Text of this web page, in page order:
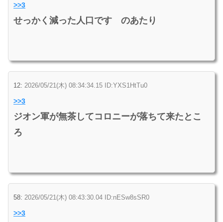
>>3
せっかく減った人口です のあたり
12: 2026/05/21(木) 08:34:34.15 ID:YXS1HtTu0
>>3
ジオン軍が無茶してコロニーが落ちて来たとこ
ろ
58: 2026/05/21(木) 08:43:30.04 ID:nESw8sSR0
>>3